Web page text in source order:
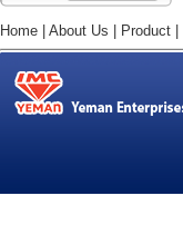
Home | About Us | Product |